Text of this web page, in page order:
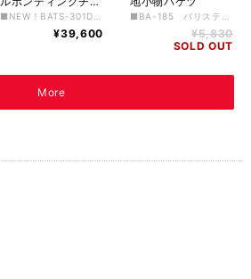
ーン対応3段腰袋
¥39,600
¥5,830
SOLD OUT
More